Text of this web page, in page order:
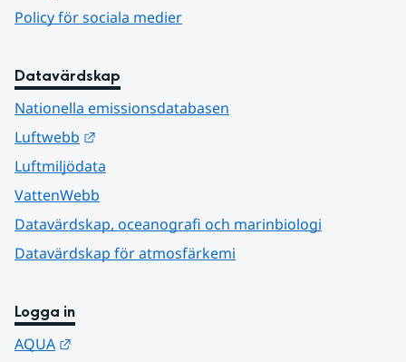
Policy för sociala medier
Datavärdskap
Nationella emissionsdatabasen
Luftwebb
Luftmiljödata
VattenWebb
Datavärdskap, oceanografi och marinbiologi
Datavärdskap för atmosfärkemi
Logga in
AQUA